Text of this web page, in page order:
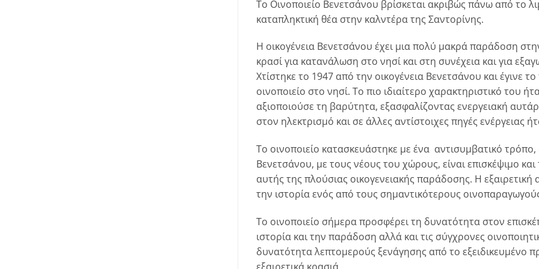
Το Οινοποιείο Βενετσάνου βρίσκεται ακριβώς πάνω από το
καταπληκτική θέα στην καλντέρα της Σαντορίνης.
Η οικογένεια Βενετσάνου έχει μια πολύ μακρά παράδοση
κρασί για κατανάλωση στο νησί και στη συνέχεια και για
Χτίστηκε το 1947 από την οικογένεια Βενετσάνου και έγινε
οινοποιείο στο νησί. Το πιο ιδιαίτερο χαρακτηριστικό του
αξιοποιούσε τη βαρύτητα, εξασφαλίζοντας ενεργειακή
στον ηλεκτρισμό και σε άλλες αντίστοιχες πηγές ενέργειας
Το οινοποιείο κατασκευάστηκε με ένα αντισυμβατικό
Βενετσάνου, με τους νέους του χώρους, είναι επισκέψιμο
αυτής της πλούσιας οικογενειακής παράδοσης. Η
την ιστορία ενός από τους σημαντικότερους
Το οινοποιείο σήμερα προσφέρει τη δυνατότητα στον
ιστορία και την παράδοση αλλά και τις σύγχρονες
δυνατότητα λεπτομερούς ξενάγησης από το εξειδικευμένο